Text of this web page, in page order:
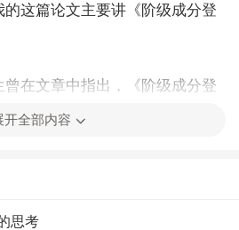
这篇论文主要讲《阶级成分登
在文章中指出，《阶级成分登
易获得，大家见到的也只有几十
分登记表》还有很多，并不是黄
中国共产党早在
开全部内容
思考